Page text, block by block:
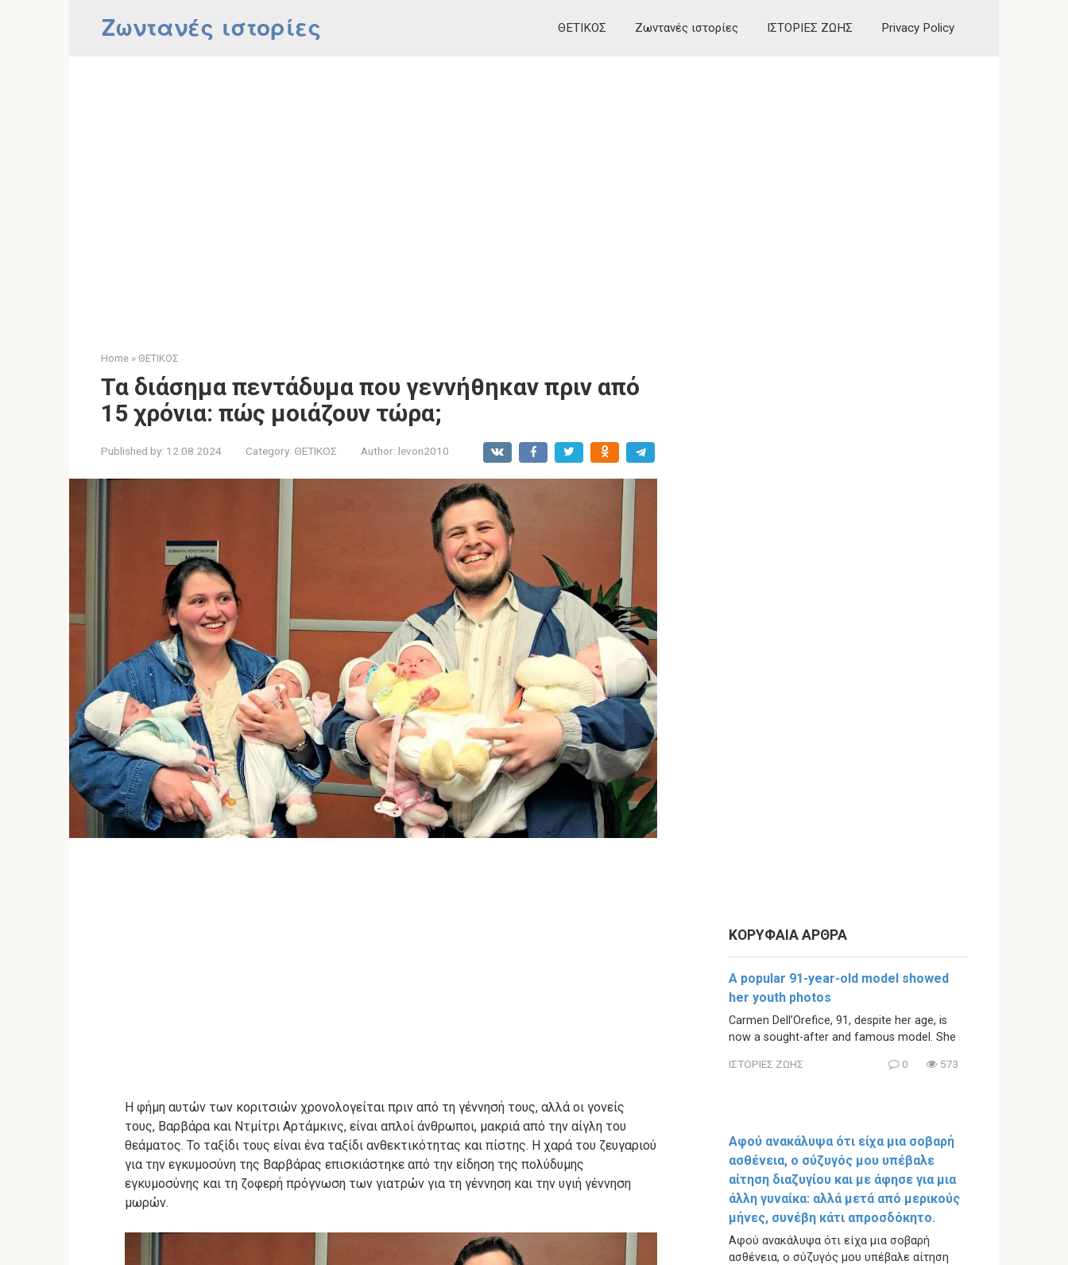
Ζωντανές ιστορίες ΘΕΤΙΚΟΣ Ζωντανές ιστορίες ΙΣΤΟΡΙΕΣ ΖΩΗΣ Privacy Policy
Home » ΘΕΤΙΚΟΣ
Τα διάσημα πεντάδυμα που γεννήθηκαν πριν από
15 χρόνια: πώς μοιάζουν τώρα;
Published by: 12.08.2024 Category: ΘΕΤΙΚΟΣ Author: levon2010
Η φήμη αυτών των κοριτσιών χρονολογείται πριν από τη γέννησή τους, αλλά οι γονείς
τους, Βαρβάρα και Ντμίτρι Αρτάμκινς, είναι απλοί άνθρωποι, μακριά από την αίγλη του
θεάματος. Το ταξίδι τους είναι ένα ταξίδι ανθεκτικότητας και πίστης. Η χαρά του ζευγαριού
για την εγκυμοσύνη της Βαρβάρας επισκιάστηκε από την είδηση ​​της πολύδυμης
εγκυμοσύνης και τη ζοφερή πρόγνωση των γιατρών για τη γέννηση και την υγιή γέννηση
μωρών.
ΚΟΡΥΦΑΙΑ ΑΡΘΡΑ
A popular 91-year-old model showed
her youth photos
Carmen Dell’Orefice, 91, despite her age, is
now a sought-after and famous model. She
ΙΣΤΟΡΙΕΣ ΖΩΗΣ 0 573
Αφού ανακάλυψα ότι είχα μια σοβαρή
ασθένεια, ο σύζυγός μου υπέβαλε
αίτηση διαζυγίου και με άφησε για μια
άλλη γυναίκα: αλλά μετά από μερικούς
μήνες, συνέβη κάτι απροσδόκητο.
Αφού ανακάλυψα ότι είχα μια σοβαρή
ασθένεια, ο σύζυγός μου υπέβαλε αίτηση